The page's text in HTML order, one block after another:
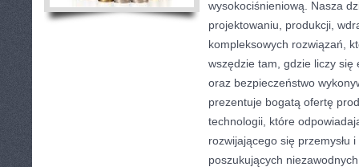
wysokociśnieniową. Nasza
projektowaniu, produkcji,
kompleksowych rozwiązań,
wszędzie tam, gdzie liczy się
oraz bezpieczeństwo
prezentuje bogatą ofertę
technologii, które
rozwijającego się przemysłu
poszukujących